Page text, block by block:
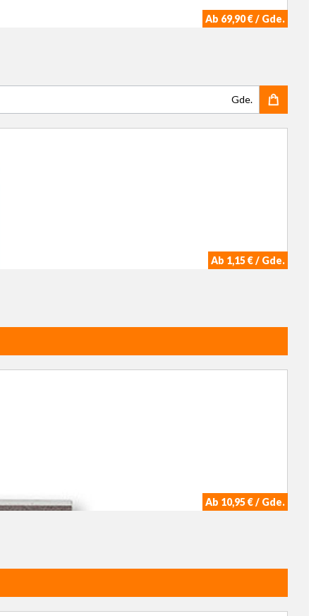
Ab 69,90 € / Gde.
Gde.
Ab 1,15 € / Gde.
Ab 10,95 € / Gde.